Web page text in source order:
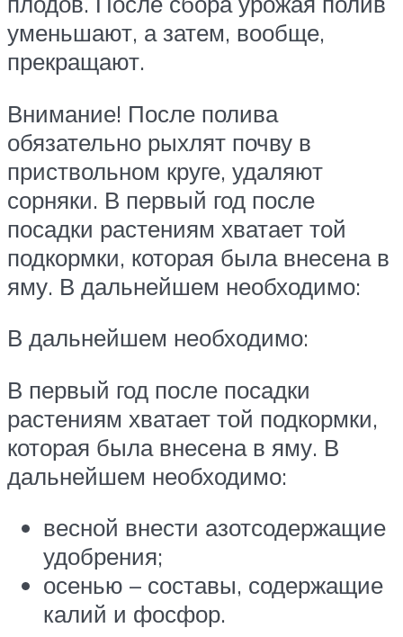
уменьшают, а затем, вообще,
прекращают.
Внимание! После полива
обязательно рыхлят почву в
приствольном круге, удаляют
сорняки. В первый год после
посадки растениям хватает той
подкормки, которая была внесена в
яму. В дальнейшем необходимо:
В дальнейшем необходимо:
В первый год после посадки
растениям хватает той подкормки,
которая была внесена в яму. В
дальнейшем необходимо:
весной внести азотсодержащие
удобрения;
осенью – составы, содержащие
калий и фосфор.